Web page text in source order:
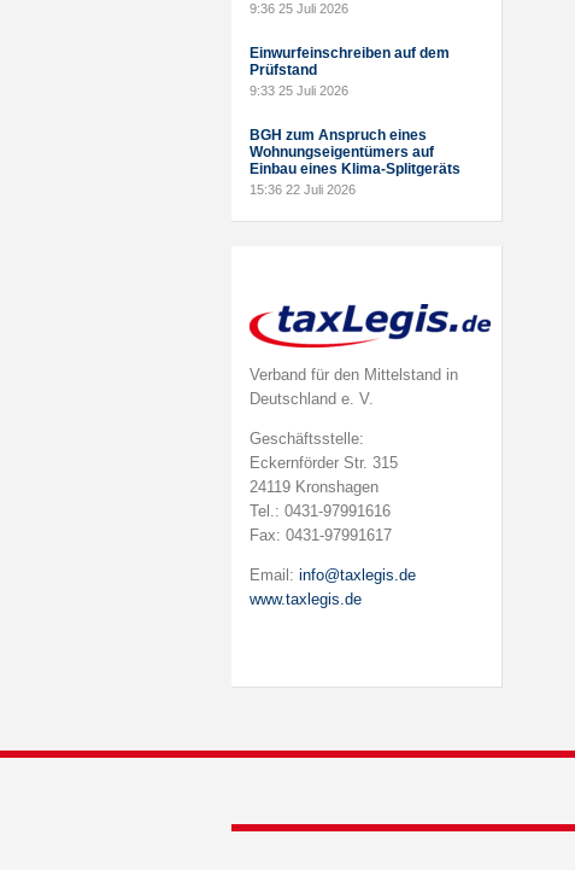
9:36 25 Juli 2026
Einwurfeinschreiben auf dem
Prüfstand
9:33 25 Juli 2026
BGH zum Anspruch eines
Wohnungseigentümers auf
Einbau eines Klima-Splitgeräts
15:36 22 Juli 2026
Verband für den Mittelstand in
Deutschland e. V.
Geschäftsstelle:
Eckernförder Str. 315
24119 Kronshagen
Tel.: 0431-97991616
Fax: 0431-97991617
Email: info@taxlegis.de
www.taxlegis.de